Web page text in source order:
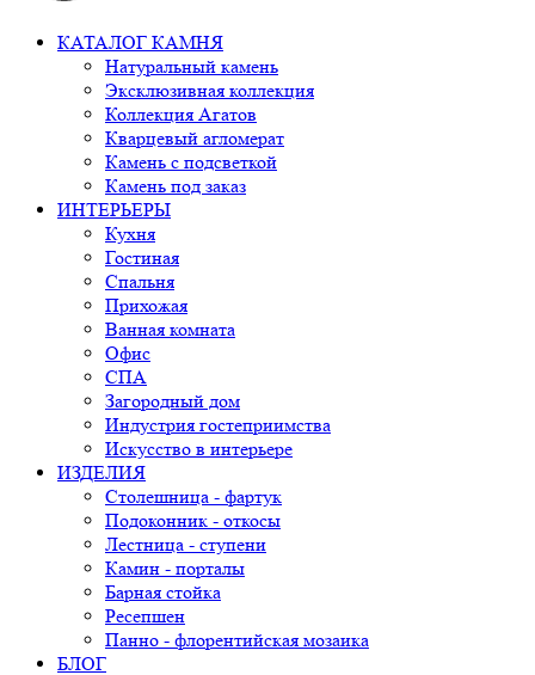
КАТАЛОГ КАМНЯ
Натуральный камень
Эксклюзивная коллекция
Коллекция Агатов
Кварцевый агломерат
Камень с подсветкой
Камень под заказ
ИНТЕРЬЕРЫ
Кухня
Гостиная
Спальня
Прихожая
Ванная комната
Офис
СПА
Загородный дом
Индустрия гостеприимства
Искусство в интерьере
ИЗДЕЛИЯ
Столешница - фартук
Подоконник - откосы
Лестница - ступени
Камин - порталы
Барная стойка
Ресепшен
Панно - флорентийская мозаика
БЛОГ